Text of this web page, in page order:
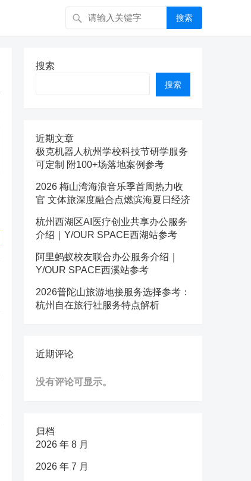
搜索
搜索
搜索
近期文章
极克机器人杭州学校科技节研学服务
可定制 附100+场落地案例参考
2026 梅山湾海浪音乐季首周热力收
官 文体旅深度融合点燃滨海夏日经济
杭州西湖区AI医疗创业共享办公服务
介绍｜Y/OUR SPACE西湖站参考
阿里蚂蚁校友联合办公服务介绍｜
Y/OUR SPACE西溪站参考
2026普陀山旅游地接服务选择参考：
杭州自在旅行社服务特点解析
近期评论
没有评论可显示。
归档
2026 年 8 月
2026 年 7 月